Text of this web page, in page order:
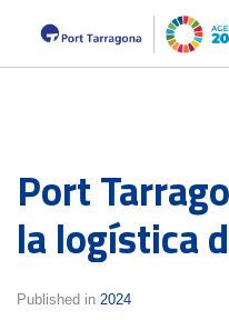
Port
la logística
Published in 2024